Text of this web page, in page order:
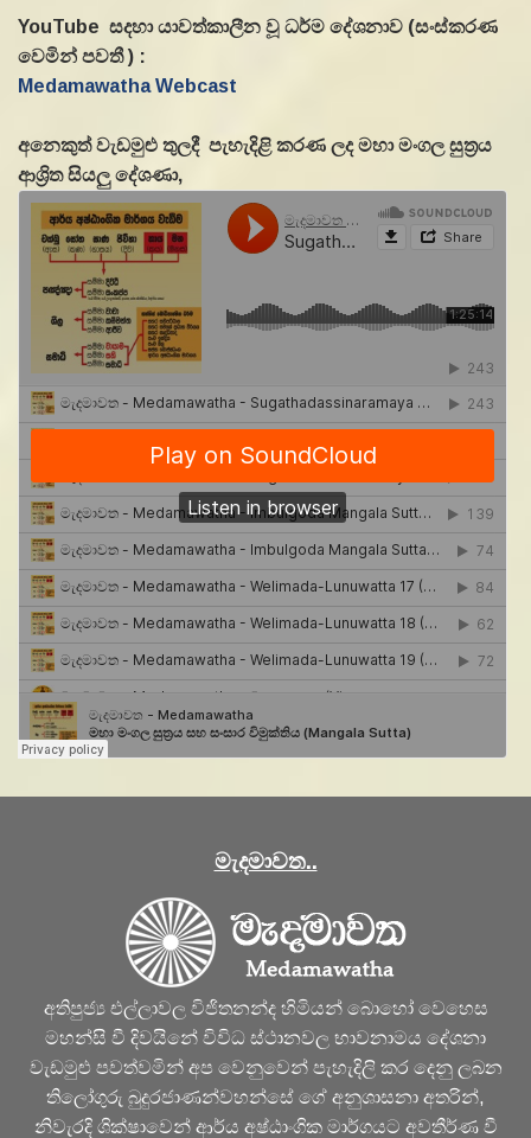
YouTube සදහා යාවත්කාලීන වූ ධර්ම දේශනාව (සංස්කරණ
වෙමින් පවතී ) :
Medamawatha Webcast
අනෙකුත් වැඩමුළු තුලදී පැහැදිළි කරණ ලද මහා මංගල සුත්‍රය
ආශ්‍රිත සියලු දේශණා,
මැදමාවත..
අතිපුජ්‍ය එල්ලාවල විජිතනන්ද හිමියන් බොහෝ වෙහෙස
මහන්සි වී දිවයිනේ විවිධ ස්ථානවල භාවනාමය දේශනා
වැඩමුළු පවත්වමින් අප වෙනුවෙන් පැහැදිලි කර දෙනු ලබන
තිලෝගුරු බුදුරජාණන්වහන්සේ ගේ අනුශාසනා අතරින්,
නිවැරදි ශික්ෂාවෙන් ආර්ය අෂ්ඨාංගික මාර්ගයට අවතීර්ණ වී